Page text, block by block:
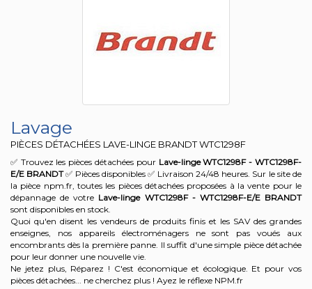
Lavage
PIÈCES DÉTACHÉES LAVE-LINGE BRANDTWTC1298F
✅ Trouvez les pièces détachées pour Lave-linge WTC1298F - WTC1298F-
E/E BRANDT✅ Pièces disponibles ✅ Livraison 24/48 heures. Sur le site de
la pièce npm.fr, toutes les pièces détachées proposées à la vente pour le
dépannage de votre Lave-linge WTC1298F - WTC1298F-E/E BRANDT
sont disponibles en stock.
Quoi qu'en disent les vendeurs de produits finis et les SAV des grandes
enseignes, nos appareils électroménagers ne sont pas voués aux
encombrants dès la première panne. Il suffit d'une simple pièce détachée
pour leur donner une nouvelle vie.
Ne jetez plus, Réparez ! C'est économique et écologique. Et pour vos
pièces détachées... ne cherchez plus ! Ayez le réflexe NPM.fr